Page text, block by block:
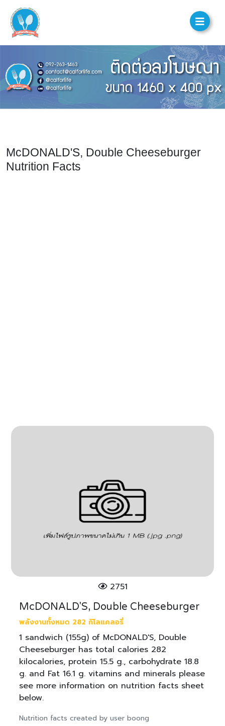
McDONALD'S, Double Cheeseburger
Nutrition Facts
2751
McDONALD'S, Double Cheeseburger
พลังงานทั้งหมด 282 กิโลแคลอรี่
1 sandwich (155g) of McDONALD'S, Double
Cheeseburger has total calories 282
kilocalories, protein 15.5 g., carbohydrate 18.8
g. and Fat 16.1 g. vitamins and minerals please
see more information on nutrition facts sheet
below.
Nutrition facts created by user boong